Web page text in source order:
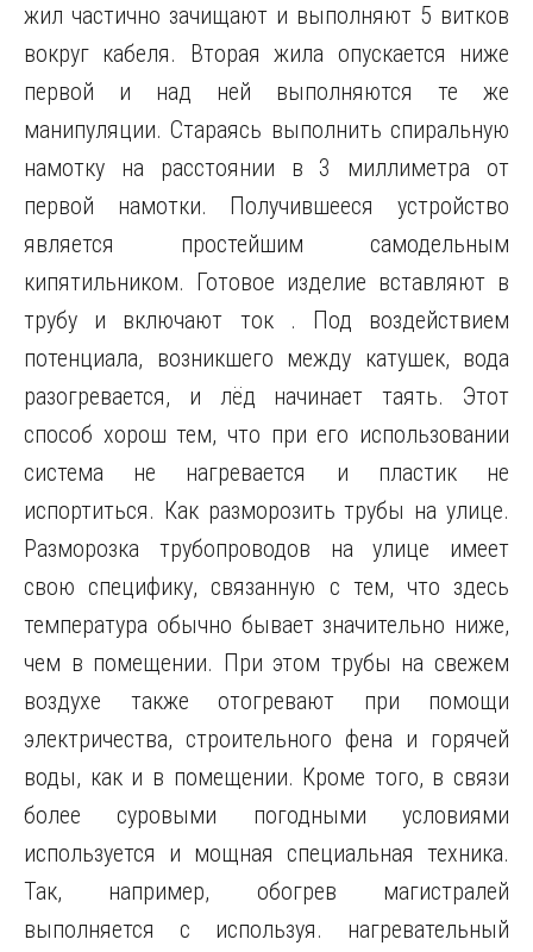
жил частично зачищают и выполняют 5 витков
вокруг кабеля. Вторая жила опускается ниже
первой и над ней выполняются те же
манипуляции. Стараясь выполнить спиральную
намотку на расстоянии в 3 миллиметра от
первой намотки. Получившееся устройство
является простейшим самодельным
кипятильником. Готовое изделие вставляют в
трубу и включают ток . Под воздействием
потенциала, возникшего между катушек, вода
разогревается, и лёд начинает таять. Этот
способ хорош тем, что при его использовании
система не нагревается и пластик не
испортиться. Как разморозить трубы на улице.
Разморозка трубопроводов на улице имеет
свою специфику, связанную с тем, что здесь
температура обычно бывает значительно ниже,
чем в помещении. При этом трубы на свежем
воздухе также отогревают при помощи
электричества, строительного фена и горячей
воды, как и в помещении. Кроме того, в связи
более суровыми погодными условиями
используется и мощная специальная техника.
Так, например, обогрев магистралей
выполняется с используя. нагревательный